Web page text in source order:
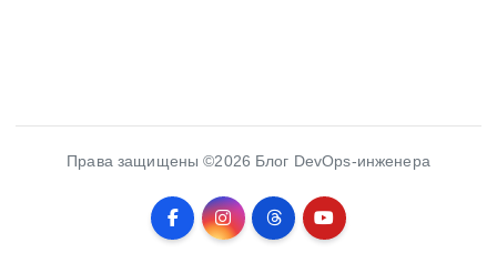
Права защищены ©2026 Блог DevOps-инженера